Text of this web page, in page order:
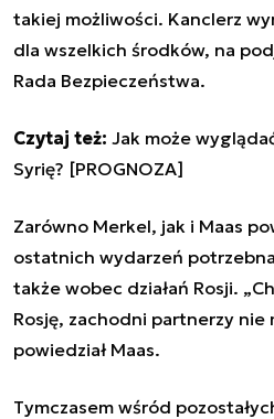
takiej możliwości. Kanclerz
dla wszelkich środków, na
Rada Bezpieczeństwa.
Czytaj też: Jak może
Syrię? [PROGNOZA]
Zarówno Merkel, jak i Maas
ostatnich wydarzeń
także wobec działań Rosji.
Rosję, zachodni partnerzy nie
powiedział Maas.
Tymczasem wśród